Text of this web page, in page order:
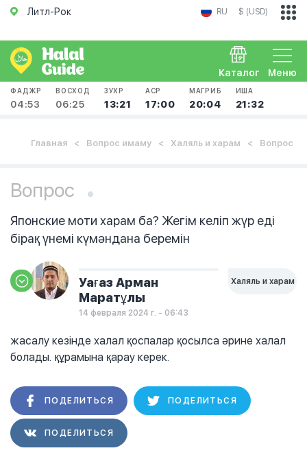
Литл-Рок RU $ (USD)
Меню
Каталог
ФАДЖР
04:53
ВОСХОД
06:25
ЗУХР
13:21
АСР
17:00
МАГРИБ
20:04
ИША
21:32
Главная Вопрос имаму Халяль и харам Вопрос
Вопрос
Японские моти харам ба? Жегім келіп жүр еді
бірақ үнемі күмәндана беремін
Уағаз Арман
Маратұлы
14 февраля 2024 г. - 06:43
Халяль и харам
жасалу кезінде халал қоспалар қосылса әрине халал
болады. құрамына қарау керек.
ПОДЕЛИТЬСЯ ПОДЕЛИТЬСЯ
ПОДЕЛИТЬСЯ